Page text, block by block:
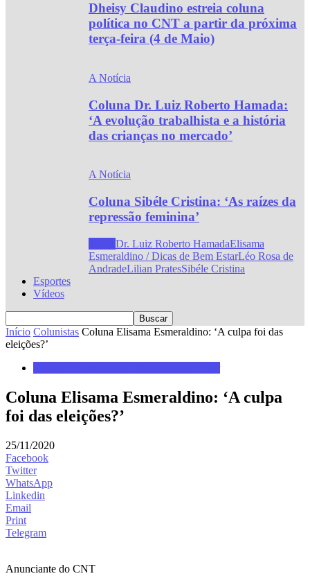
Dheisy Claudino estreia coluna
política no CNT a partir da próxima
terça-feira (4 de Maio)
A Notícia
Coluna Dr. Luiz Roberto Hamada:
‘A evolução trabalhista e a história
das crianças no mercado’
A Notícia
Coluna Sibéle Cristina: ‘As raízes da
repressão feminina’
Dr. Luiz Roberto HamadaElisama
Esmeraldino / Dicas de Bem EstarLéo Rosa de
AndradeLilian PratesSibéle Cristina
Esportes
Vídeos
Início Colunistas Coluna Elisama Esmeraldino: ‘A culpa foi das
eleições?’
Coluna Elisama Esmeraldino: ‘A culpa
foi das eleições?’
25/11/2020
Facebook
Twitter
WhatsApp
Linkedin
Email
Print
Telegram
Anunciante do CNT